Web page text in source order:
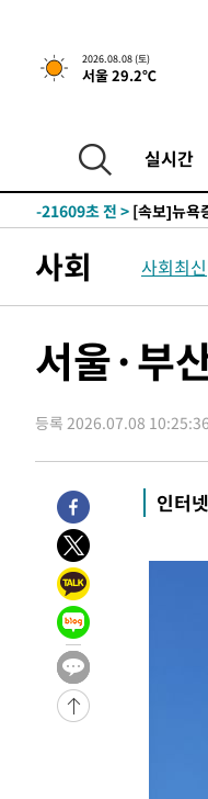
2026.08.08 (토)
서울 29.2℃
실시간
-21609초 전 >
[속보]뉴
-28483초 전 >
-21609초 전 > [속보]뉴욕
-21609초 전 >
[속보]뉴
사회 사회최신
서울·부
등록 2026.07.08 10:25:36
인터